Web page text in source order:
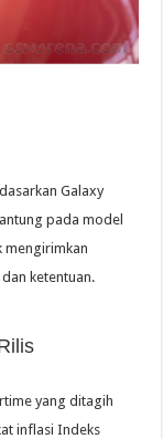
Galaxy
pada model
mengirimkan
ketentuan.
yang ditagih
inflasi Indeks